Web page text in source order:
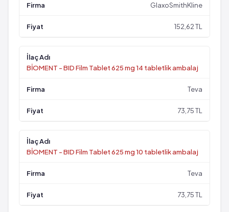
GlaxoSmithKline
152,62 TL
BİOMENT - BID Film Tablet 625 mg 14 tabletlik ambalaj
Teva
73,75 TL
BİOMENT - BID Film Tablet 625 mg 10 tabletlik ambalaj
Teva
73,75 TL